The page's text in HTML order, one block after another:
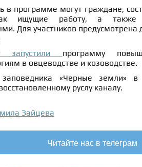
в программе могут граждане,
ищущие работу, а также
Для участников предусмотрена
запустили программу
в овцеводстве и козоводстве.
«Черные земли»
руслу каналу.
Зайцева
Читайте нас в телеграм